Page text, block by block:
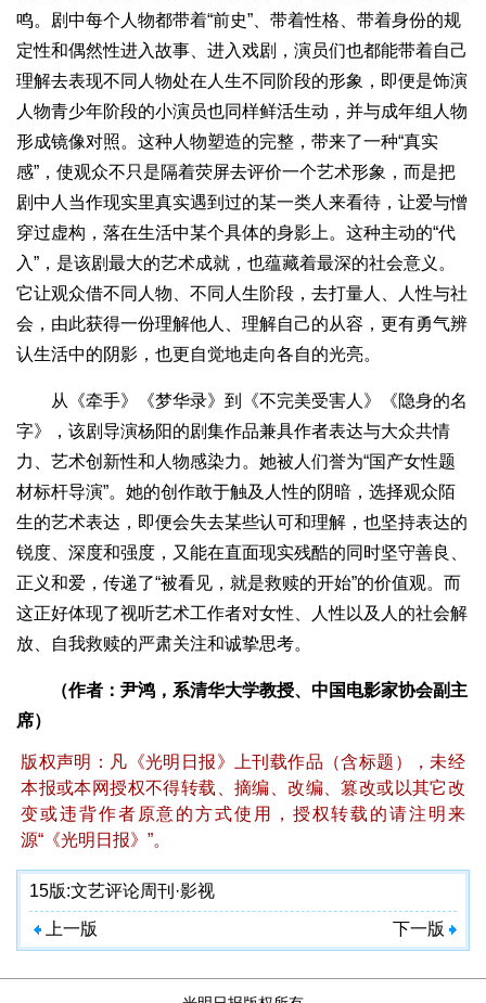
鸣。剧中每个人物都带着“前史”、带着性格、带着身份的规
定性和偶然性进入故事、进入戏剧，演员们也都能带着自己
理解去表现不同人物处在人生不同阶段的形象，即便是饰演
人物青少年阶段的小演员也同样鲜活生动，并与成年组人物
形成镜像对照。这种人物塑造的完整，带来了一种“真实
感”，使观众不只是隔着荧屏去评价一个艺术形象，而是把
剧中人当作现实里真实遇到过的某一类人来看待，让爱与憎
穿过虚构，落在生活中某个具体的身影上。这种主动的“代
入”，是该剧最大的艺术成就，也蕴藏着最深的社会意义。
它让观众借不同人物、不同人生阶段，去打量人、人性与社
会，由此获得一份理解他人、理解自己的从容，更有勇气辨
认生活中的阴影，也更自觉地走向各自的光亮。
从《牵手》《梦华录》到《不完美受害人》《隐身的名
字》，该剧导演杨阳的剧集作品兼具作者表达与大众共情
力、艺术创新性和人物感染力。她被人们誉为“国产女性题
材标杆导演”。她的创作敢于触及人性的阴暗，选择观众陌
生的艺术表达，即便会失去某些认可和理解，也坚持表达的
锐度、深度和强度，又能在直面现实残酷的同时坚守善良、
正义和爱，传递了“被看见，就是救赎的开始”的价值观。而
这正好体现了视听艺术工作者对女性、人性以及人的社会解
放、自我救赎的严肃关注和诚挚思考。
（作者：尹鸿，系清华大学教授、中国电影家协会副主
席）
版权声明：凡《光明日报》上刊载作品（含标题），未经
本报或本网授权不得转载、摘编、改编、篡改或以其它改
变或违背作者原意的方式使用，授权转载的请注明来
源“《光明日报》”。
15版:文艺评论周刊·影视
上一版 下一版